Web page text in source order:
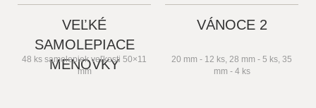
VEĽKÉ
SAMOLEPIACE
MENOVKY
48 ks samolepiek veľkosti 50×11
mm
VÁNOCE 2
20 mm - 12 ks, 28 mm - 5 ks, 35
mm - 4 ks